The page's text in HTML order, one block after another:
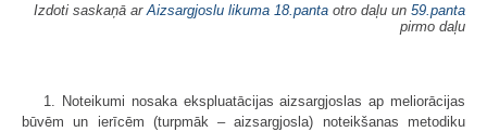
Izdoti saskaņā ar Aizsargjoslu likuma 18.panta otro daļu un 59.panta
pirmo daļu
1. Noteikumi nosaka ekspluatācijas aizsargjoslas ap meliorācijas
būvēm un ierīcēm (turpmāk – aizsargjosla) noteikšanas metodiku